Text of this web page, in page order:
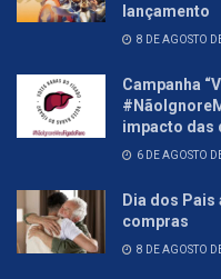
lançamento
8 DE AGOSTO
Campanha
impacto das
6 DE AGOSTO
Dia dos Pais
compras
8 DE AGOSTO